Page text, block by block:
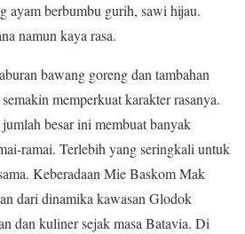
ayam berbumbu gurih, sawi hijau.
namun kaya rasa.
bawang goreng dan tambahan
memperkuat karakter rasanya.
besar ini membuat banyak
ramai. Terlebih yang seringkali untuk
Keberadaan Mie Baskom Mak
dari dinamika kawasan Glodok
dan kuliner sejak masa Batavia. Di